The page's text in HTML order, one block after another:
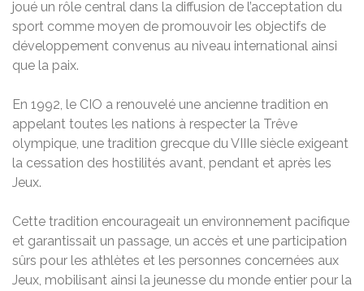
joué un rôle central dans la diffusion de l’acceptation du
sport comme moyen de promouvoir les objectifs de
développement convenus au niveau international ainsi
que la paix.
En 1992, le CIO a renouvelé une ancienne tradition en
appelant toutes les nations à respecter la Trêve
olympique, une tradition grecque du VIIIe siècle exigeant
la cessation des hostilités avant, pendant et après les
Jeux.
Cette tradition encourageait un environnement pacifique
et garantissait un passage, un accès et une participation
sûrs pour les athlètes et les personnes concernées aux
Jeux, mobilisant ainsi la jeunesse du monde entier pour la